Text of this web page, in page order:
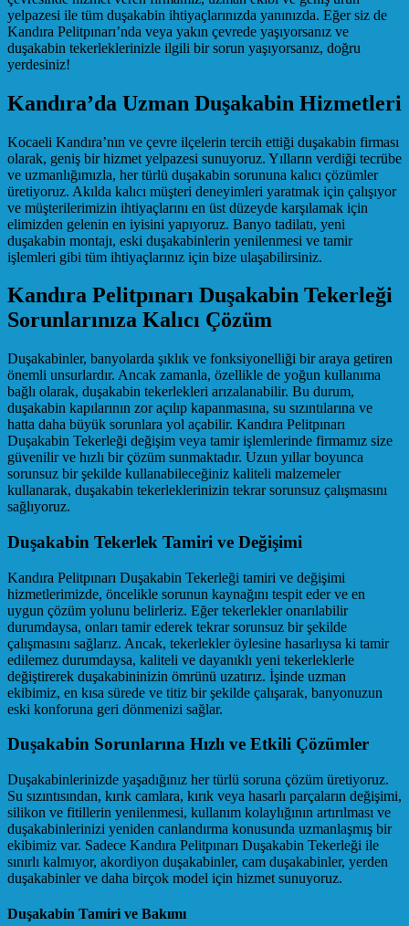
yelpazesi ile tüm duşakabin ihtiyaçlarınızda yanınızda. Eğer siz de
Kandıra Pelitpınarı’nda veya yakın çevrede yaşıyorsanız ve
duşakabin tekerleklerinizle ilgili bir sorun yaşıyorsanız, doğru
yerdesiniz!
Kandıra’da Uzman Duşakabin Hizmetleri
Kocaeli Kandıra’nın ve çevre ilçelerin tercih ettiği duşakabin firması
olarak, geniş bir hizmet yelpazesi sunuyoruz. Yılların verdiği tecrübe
ve uzmanlığımızla, her türlü duşakabin sorununa kalıcı çözümler
üretiyoruz. Akılda kalıcı müşteri deneyimleri yaratmak için çalışıyor
ve müşterilerimizin ihtiyaçlarını en üst düzeyde karşılamak için
elimizden gelenin en iyisini yapıyoruz. Banyo tadilatı, yeni
duşakabin montajı, eski duşakabinlerin yenilenmesi ve tamir
işlemleri gibi tüm ihtiyaçlarınız için bize ulaşabilirsiniz.
Kandıra Pelitpınarı Duşakabin Tekerleği
Sorunlarınıza Kalıcı Çözüm
Duşakabinler, banyolarda şıklık ve fonksiyonelliği bir araya getiren
önemli unsurlardır. Ancak zamanla, özellikle de yoğun kullanıma
bağlı olarak, duşakabin tekerlekleri arızalanabilir. Bu durum,
duşakabin kapılarının zor açılıp kapanmasına, su sızıntılarına ve
hatta daha büyük sorunlara yol açabilir. Kandıra Pelitpınarı
Duşakabin Tekerleği değişim veya tamir işlemlerinde firmamız size
güvenilir ve hızlı bir çözüm sunmaktadır. Uzun yıllar boyunca
sorunsuz bir şekilde kullanabileceğiniz kaliteli malzemeler
kullanarak, duşakabin tekerleklerinizin tekrar sorunsuz çalışmasını
sağlıyoruz.
Duşakabin Tekerlek Tamiri ve Değişimi
Kandıra Pelitpınarı Duşakabin Tekerleği tamiri ve değişimi
hizmetlerimizde, öncelikle sorunun kaynağını tespit eder ve en
uygun çözüm yolunu belirleriz. Eğer tekerlekler onarılabilir
durumdaysa, onları tamir ederek tekrar sorunsuz bir şekilde
çalışmasını sağlarız. Ancak, tekerlekler öylesine hasarlıysa ki tamir
edilemez durumdaysa, kaliteli ve dayanıklı yeni tekerleklerle
değiştirerek duşakabininizin ömrünü uzatırız. İşinde uzman
ekibimiz, en kısa sürede ve titiz bir şekilde çalışarak, banyonuzun
eski konforuna geri dönmenizi sağlar.
Duşakabin Sorunlarına Hızlı ve Etkili Çözümler
Duşakabinlerinizde yaşadığınız her türlü soruna çözüm üretiyoruz.
Su sızıntısından, kırık camlara, kırık veya hasarlı parçaların değişimi,
silikon ve fitillerin yenilenmesi, kullanım kolaylığının artırılması ve
duşakabinlerinizi yeniden canlandırma konusunda uzmanlaşmış bir
ekibimiz var. Sadece Kandıra Pelitpınarı Duşakabin Tekerleği ile
sınırlı kalmıyor, akordiyon duşakabinler, cam duşakabinler, yerden
duşakabinler ve daha birçok model için hizmet sunuyoruz.
Duşakabin Tamiri ve Bakımı